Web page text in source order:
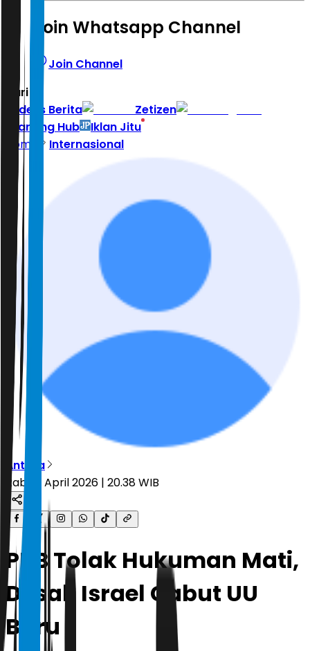
Join Whatsapp Channel
Join Channel
Hari ini
Indeks Berita
Zetizen
Learning Hub
Iklan Jitu
Home
Internasional
Antara
Rabu, 1 April 2026 | 20.38 WIB
PBB Tolak Hukuman Mati,
Desak Israel Cabut UU
Baru